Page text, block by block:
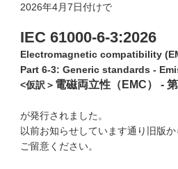
2026年4月7日付けで
IEC 61000-6-3:2026
Electromagnetic compatibility
Part 6-3: Generic standards -
<仮訳＞ 電磁両立性（EMC） -
が発行されました。
以前お知らせしています通り旧版
ご留意ください。